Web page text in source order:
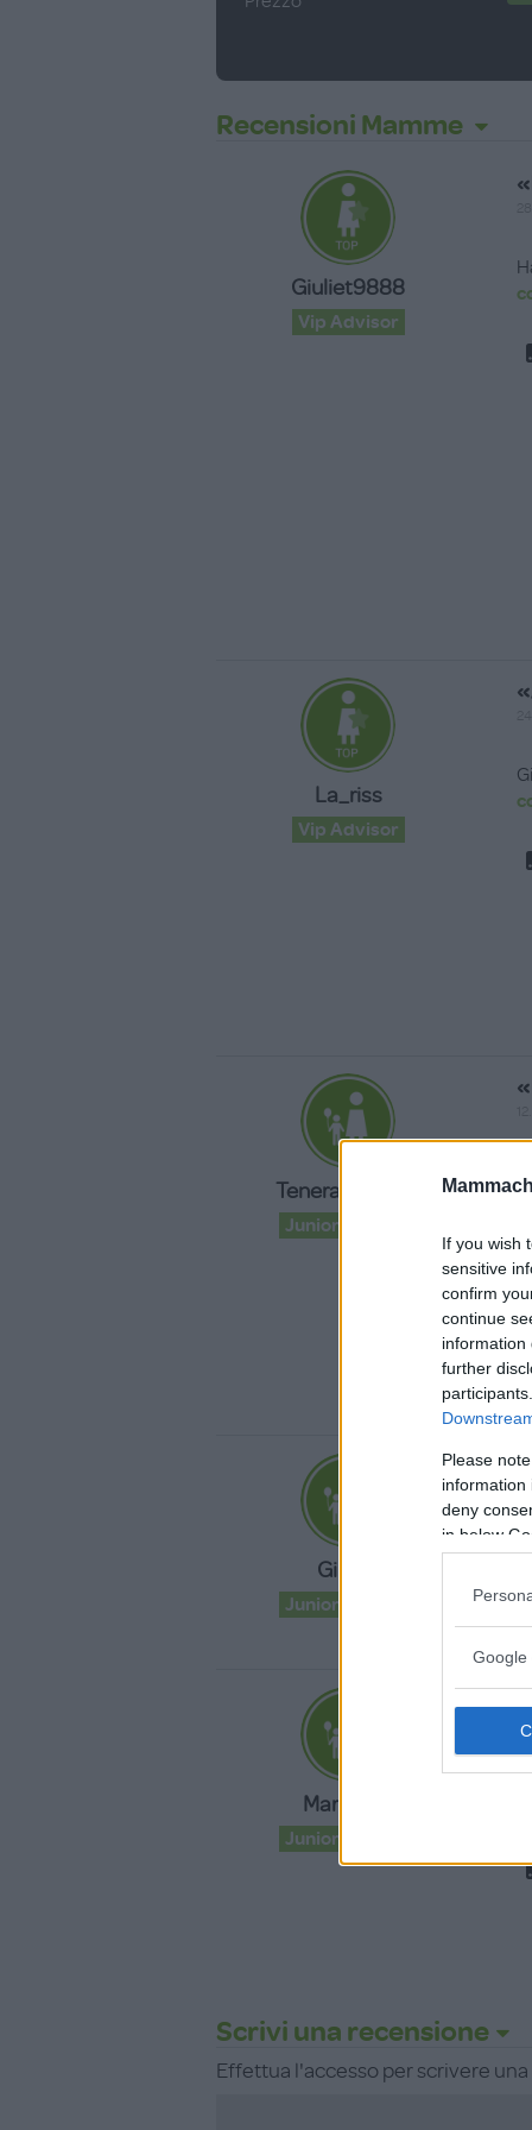
If you wish
sensitive
confirm
continue
information
further
Please
information
deny
in below
Google
Recensioni Mamme
Giuliet9888
Vip Advisor
La_riss
Vip Advisor
Teneramamma
Junior Advisor
Giu-91
Junior Advisor
Margot23
Junior Advisor
Scrivi una recensione
Effettua l'accesso per scrivere